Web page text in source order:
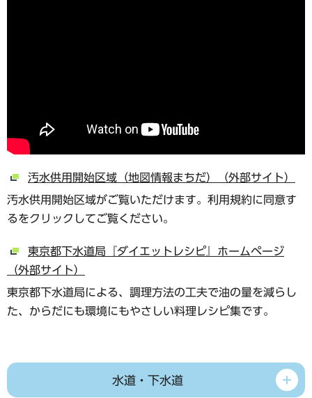
汚水供用開始区域（地図情報まちだ）（外部サイト）
汚水供用開始区域がご覧いただけます。利用規約に同意す
るをクリックしてご覧ください。
東京都下水道局『ダイエットレシピ』ホームページ
（外部サイト）
東京都下水道局による、調理方法の工夫で油の量を減らし
た、からだにも環境にもやさしい料理レシピ集です。
水道・下水道